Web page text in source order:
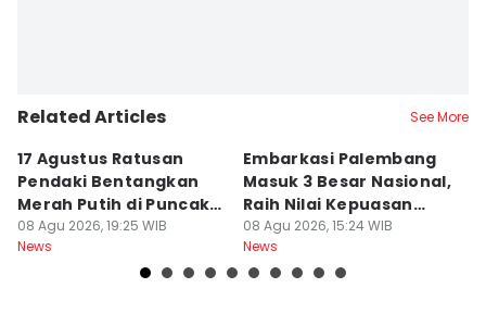
Related Articles See More
17 Agustus Ratusan
Pendaki Bentangkan
Merah Putih di Puncak
Dempo
08 Agu 2026, 19:25 WIB
News
Embarkasi Palembang
Masuk 3 Besar Nasional,
Raih Nilai Kepuasan
86,65
08 Agu 2026, 15:24 WIB
News